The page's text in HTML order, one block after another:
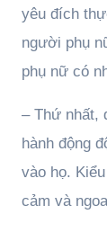
yêu đích
người phụ
phụ nữ có
– Thứ nhất,
hành động
vào họ.
cảm và